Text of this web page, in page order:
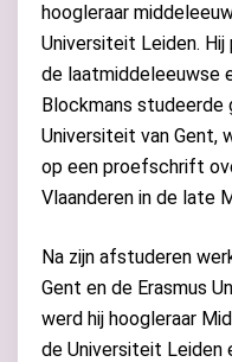
hoogleraar
Universiteit Leiden.
de laatmiddeleeuwse
Blockmans studeerde
Universiteit van Gent,
op een proefschrift
Vlaanderen in de late
Na zijn afstuderen
Gent en de Erasmus
werd hij hoogleraar
de Universiteit Leiden